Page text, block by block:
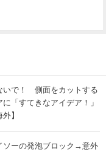
いで！ 側面をカットする
すてきなアイデア！」
】
ソーの発泡ブロック→意外